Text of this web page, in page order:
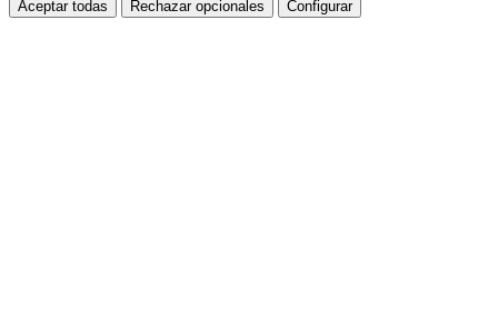
Aceptar todas Rechazar opcionales Configurar